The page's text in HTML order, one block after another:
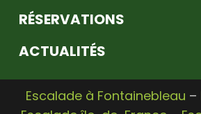
RÉSERVATIONS
ACTUALITÉS
Escalade à Fontainebleau –